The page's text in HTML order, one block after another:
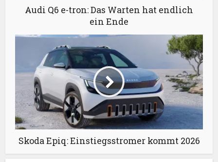
Audi Q6 e-tron: Das Warten hat endlich
ein Ende
Skoda Epiq: Einstiegsstromer kommt 2026